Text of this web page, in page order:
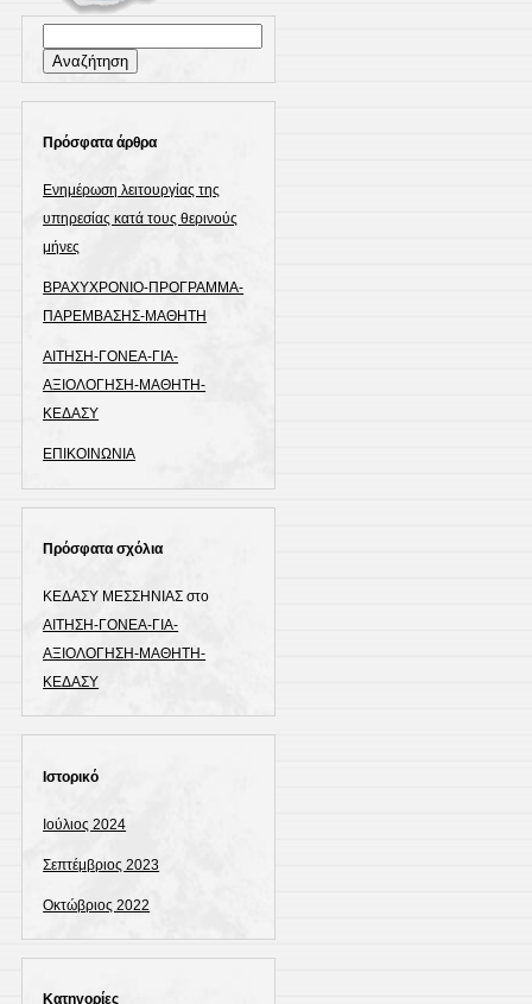
για:
Πρόσφατα άρθρα
Ενημέρωση λειτουργίας της
υπηρεσίας κατά τους θερινούς
μήνες
ΒΡΑΧΥΧΡΟΝΙΟ-ΠΡΟΓΡΑΜΜΑ-
ΠΑΡΕΜΒΑΣΗΣ-MΑΘΗΤΗ
ΑΙΤΗΣΗ-ΓΟΝΕΑ-ΓΙΑ-
ΑΞΙΟΛΟΓΗΣΗ-ΜΑΘΗΤΗ-
ΚΕΔΑΣΥ
ΕΠΙΚΟΙΝΩΝΙΑ
Πρόσφατα σχόλια
ΚΕΔΑΣΥ ΜΕΣΣΗΝΙΑΣ στο
ΑΙΤΗΣΗ-ΓΟΝΕΑ-ΓΙΑ-
ΑΞΙΟΛΟΓΗΣΗ-ΜΑΘΗΤΗ-
ΚΕΔΑΣΥ
Ιστορικό
Ιούλιος 2024
Σεπτέμβριος 2023
Οκτώβριος 2022
Kατηγορίες